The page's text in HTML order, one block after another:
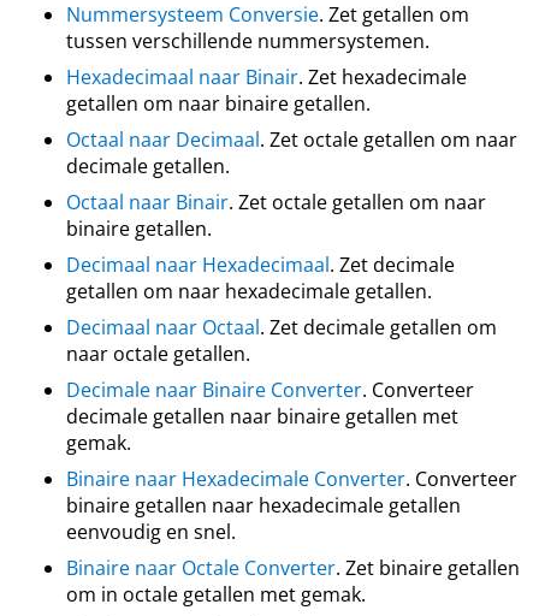
Nummersysteem Conversie. Zet getallen om
tussen verschillende nummersystemen.
Hexadecimaal naar Binair. Zet hexadecimale
getallen om naar binaire getallen.
Octaal naar Decimaal. Zet octale getallen om naar
decimale getallen.
Octaal naar Binair. Zet octale getallen om naar
binaire getallen.
Decimaal naar Hexadecimaal. Zet decimale
getallen om naar hexadecimale getallen.
Decimaal naar Octaal. Zet decimale getallen om
naar octale getallen.
Decimale naar Binaire Converter. Converteer
decimale getallen naar binaire getallen met
gemak.
Binaire naar Hexadecimale Converter. Converteer
binaire getallen naar hexadecimale getallen
eenvoudig en snel.
Binaire naar Octale Converter. Zet binaire getallen
om in octale getallen met gemak.